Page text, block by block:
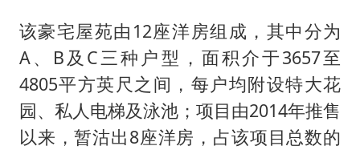
该豪宅屋苑由12座洋房组成，其中分为
A、B及C三种户型，面积介于3657至
4805平方英尺之间，每户均附设特大花
园、私人电梯及泳池；项目由2014年推售
以来，暂沽出8座洋房，占该项目总数的